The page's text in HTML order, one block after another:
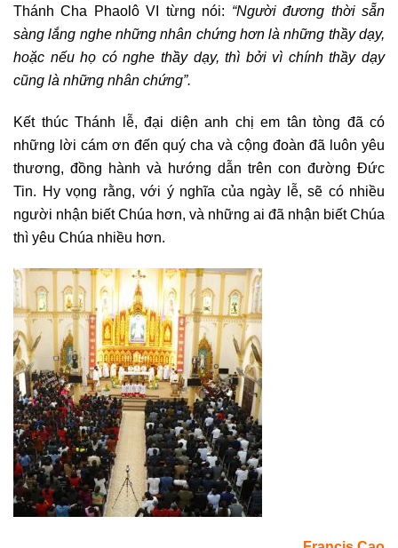
Thánh Cha Phaolô VI từng nói: “Người đương thời sẵn
sàng lắng nghe những nhân chứng hơn là những thầy dạy,
hoặc nếu họ có nghe thầy dạy, thì bởi vì chính thầy dạy
cũng là những nhân chứng”.
Kết thúc Thánh lễ, đại diện anh chị em tân tòng đã có
những lời cám ơn đến quý cha và cộng đoàn đã luôn yêu
thương, đồng hành và hướng dẫn trên con đường Đức
Tin. Hy vọng rằng, với ý nghĩa của ngày lễ, sẽ có nhiều
người nhận biết Chúa hơn, và những ai đã nhận biết Chúa
thì yêu Chúa nhiều hơn.